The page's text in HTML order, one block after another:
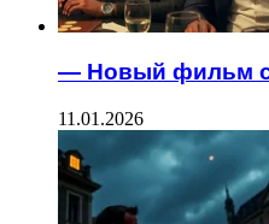
— Новый фильм
11.01.2026